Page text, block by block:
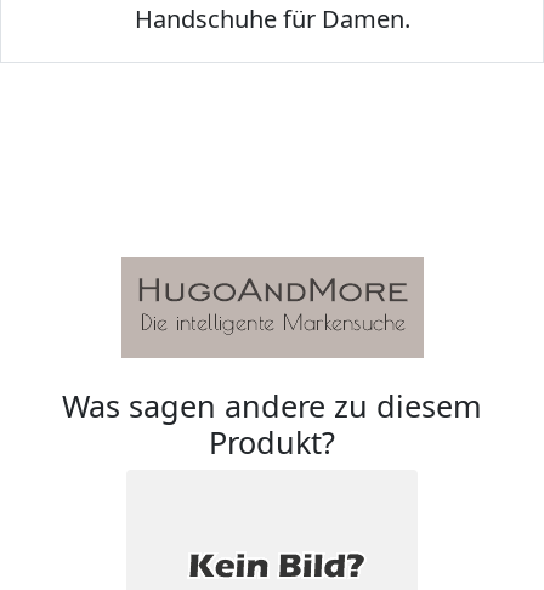
Handschuhe für Damen.
Was sagen andere zu diesem
Produkt?